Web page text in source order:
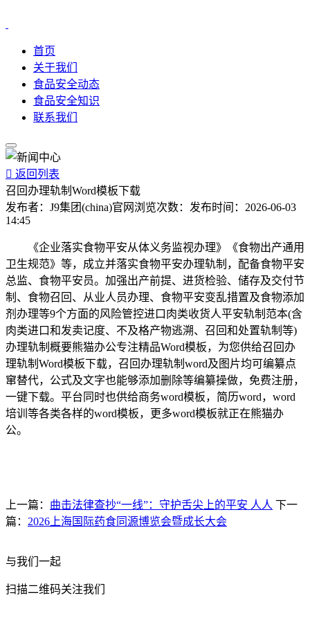
首页
关于我们
食品安全动态
食品安全知识
联系我们
 返回列表
召回办理轨制Word模板下载
发布者： J9集团(china)官网 浏览次数： 发布时间： 2026-06-03
14:45
《企业落实食物平安从体义务监视办理》《食物出产通用
卫生规范》等，成立并落实食物平安办理轨制，配备食物平安
总监、食物平安员。加强出产前提、进货检验、储存及交付节
制、食物召回、从业人员办理、食物平安变乱措置及食物添加
剂办理等9个方面的风险管控进口肉类收货人平安轨制范本(含
肉类进口和发卖记度、不及格产物逃溯、召回和处置轨制等)
办理轨制概要熊猫办公专注精品Word模板，为您供给召回办
理轨制Word模板下载，召回办理轨制word及图片均可编纂点
窜替代，公式及文字也能够添加删除等编纂操做，免费注册，
一键下载。平台同时也供给商务word模板，简历word，word
培训等各类各样的word模板，更多word模板就正在熊猫办
公。
上一篇： 曲击法律查抄“一线”：守护舌尖上的平安 人人 下一
篇： 2026上海国际药食同源博览会暨成长大会
与我们一起
扫描二维码关注我们